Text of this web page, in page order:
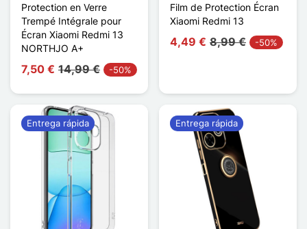
Protection en Verre
Trempé Intégrale pour
Écran Xiaomi Redmi 13
NORTHJO A+
7,50 € 14,99 € -50%
Film de Protection Écran
Xiaomi Redmi 13
4,49 € 8,99 € -50%
Entrega rápida Entrega rápida